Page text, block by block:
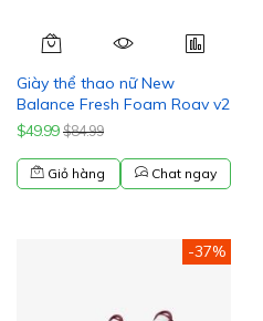
Giày thể thao nữ New
Balance Fresh Foam Roav v2
$49.99 $84.99
Giỏ hàng Chat ngay
-37%